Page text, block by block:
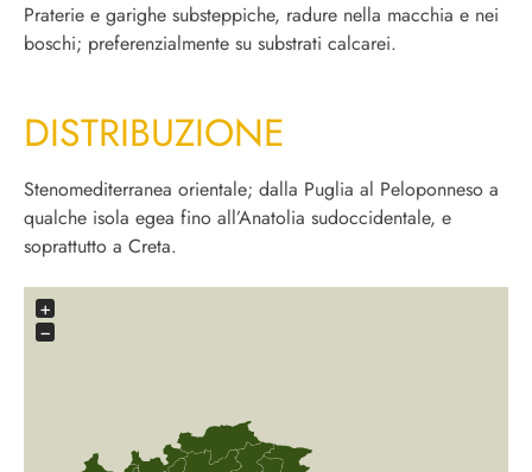
Praterie e garighe substeppiche, radure nella macchia e nei
boschi; preferenzialmente su substrati calcarei.
DISTRIBUZIONE
Stenomediterranea orientale; dalla Puglia al Peloponneso a
qualche isola egea fino all’Anatolia sudoccidentale, e
soprattutto a Creta.
+
−